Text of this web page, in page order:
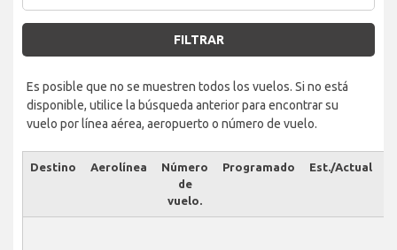
FILTRAR
Es posible que no se muestren todos los vuelos. Si no está
disponible, utilice la búsqueda anterior para encontrar su
vuelo por línea aérea, aeropuerto o número de vuelo.
Destino Aerolínea
Número
de
vuelo.
Programado Est./Actual